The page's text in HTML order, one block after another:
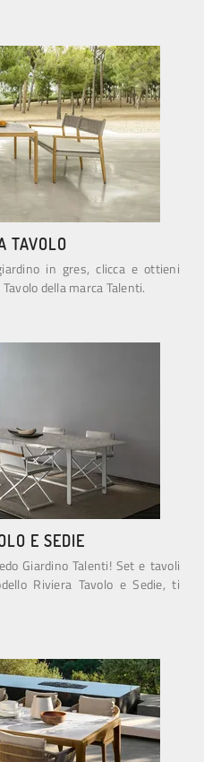
TAVOLO
in gres, clicca e ottieni
della marca Talenti.
E SEDIE
Giardino Talenti! Set e tavoli
Riviera Tavolo e Sedie, ti